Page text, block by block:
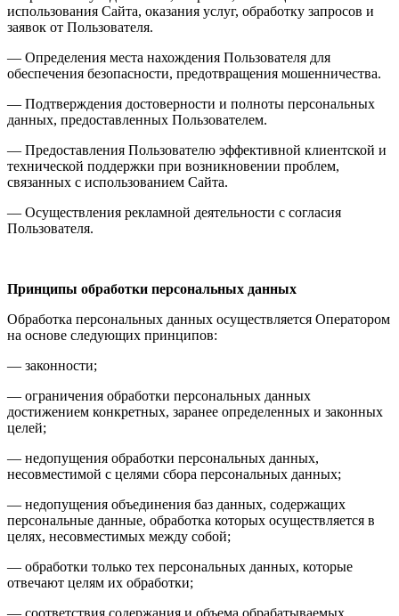
использования Сайта, оказания услуг, обработку запросов и
заявок от Пользователя.
— Определения места нахождения Пользователя для
обеспечения безопасности, предотвращения мошенничества.
— Подтверждения достоверности и полноты персональных
данных, предоставленных Пользователем.
— Предоставления Пользователю эффективной клиентской и
технической поддержки при возникновении проблем,
связанных с использованием Сайта.
— Осуществления рекламной деятельности с согласия
Пользователя.
Принципы обработки персональных данных
Обработка персональных данных осуществляется Оператором
на основе следующих принципов:
— законности;
— ограничения обработки персональных данных
достижением конкретных, заранее определенных и законных
целей;
— недопущения обработки персональных данных,
несовместимой с целями сбора персональных данных;
— недопущения объединения баз данных, содержащих
персональные данные, обработка которых осуществляется в
целях, несовместимых между собой;
— обработки только тех персональных данных, которые
отвечают целям их обработки;
— соответствия содержания и объема обрабатываемых